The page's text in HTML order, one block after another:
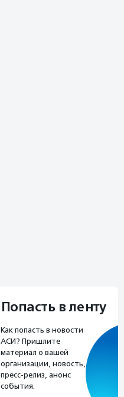
Попасть в ленту
Как попасть в новости
АСИ? Пришлите
материал о вашей
организации, новость,
пресс-релиз, анонс
события.